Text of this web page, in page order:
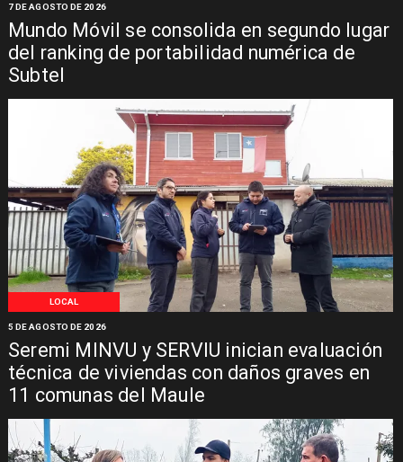
Mundo Móvil se consolida en segundo lugar
del ranking de portabilidad numérica de
Subtel
7 DE AGOSTO DE 2026
LOCAL
Seremi MINVU y SERVIU inician evaluación
técnica de viviendas con daños graves en
11 comunas del Maule
5 DE AGOSTO DE 2026